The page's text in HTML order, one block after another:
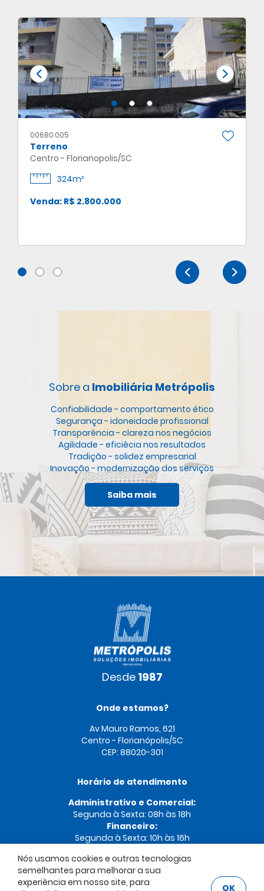
00680.005
Terreno
Centro - Florianopolis/SC
324m²
Venda: R$ 2.800.000
Nós usamos cookies e outras tecnologias
semelhantes para melhorar a sua
experiência em nosso site, para
OK
Sobre a Imobiliária Metrópolis
Confiabilidade - comportamento ético
Segurança - idoneidade profissional
Transparência - clareza nos negócios
Agilidade - eficiêcia nos resultados
Tradição - solidez empresarial
Inovação - modernização dos serviços
Saiba mais
Desde 1987
Onde estamos?
Av Mauro Ramos, 621
Centro - Florianópolis/SC
CEP: 88020-301
Horário de atendimento
Administrativo e Comercial:
Segunda à Sexta: 08h às 18h
Financeiro:
Segunda à Sexta: 10h às 16h
Imobiliária Metrópolis © 2026. Creci 01215-J. Todos os direitos